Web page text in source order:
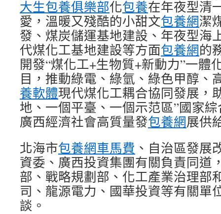
大生包養俱樂部化包養在年夜型清
愛，溫暖又殘酷的小甜文包養網潔
發、煤炭儲運基地建設、年夜型海
代煤化工基地建設等方面包養網的
開發“煤化工+生物質+新動力”一體
目，推動綠電、綠氫、綠色甲醇、
養軟體現代煤化工耦合協同發展，
地、一個平臺、一個示范區”國家
廣西經濟社會高質量發包養網展供
北海市包養網車馬費 、自治區發展
資委、廣西投資集團有關負責同道
部、戰略規劃部、化工產業治理部
司、龍源電力、國華投資等有關單
談。